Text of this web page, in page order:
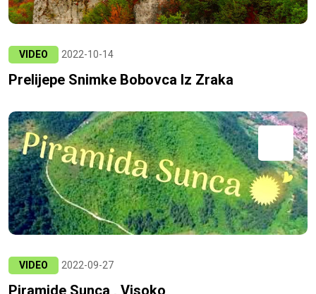
VIDEO 2022-10-14
Prelijepe Snimke Bobovca Iz Zraka
VIDEO 2022-09-27
Piramide Sunca , Visoko